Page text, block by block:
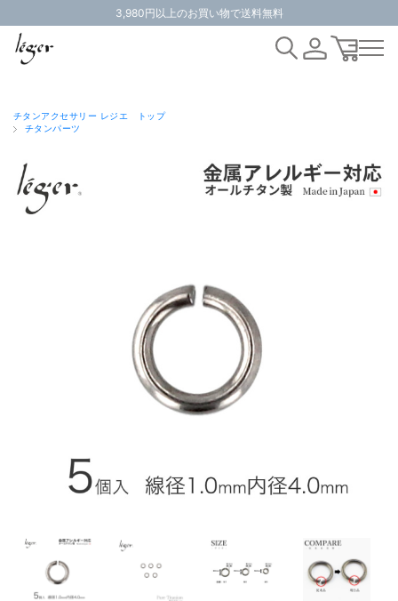
3,980円以上のお買い物で送料無料
チタンアクセサリー レジエ トップ
チタンパーツ